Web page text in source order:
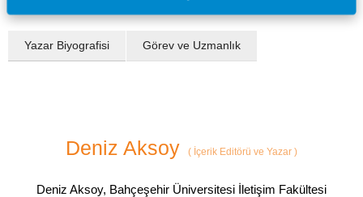
Yazar Biyografisi Görev ve Uzmanlık
Deniz Aksoy ( İçerik Editörü ve Yazar )
Deniz Aksoy, Bahçeşehir Üniversitesi İletişim Fakültesi